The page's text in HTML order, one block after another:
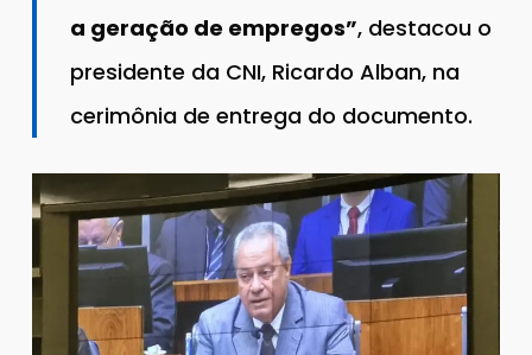
a geração de empregos”, destacou o
presidente da CNI, Ricardo Alban, na
cerimônia de entrega do documento.